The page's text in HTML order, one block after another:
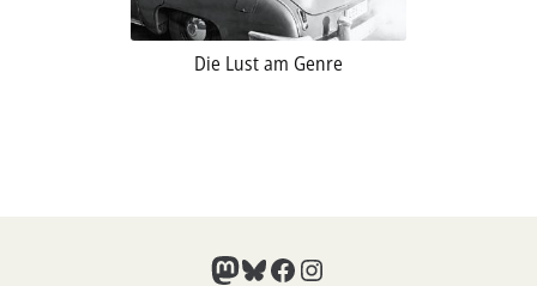
Die Lust am Genre
Mastodon
Bluesky
Facebook
Instagram